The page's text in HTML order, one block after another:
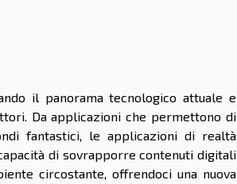
il panorama tecnologico attuale e
Da applicazioni che permettono di
fantastici, le applicazioni di realtà
di sovrapporre contenuti digitali
circostante, offrendoci una nuova